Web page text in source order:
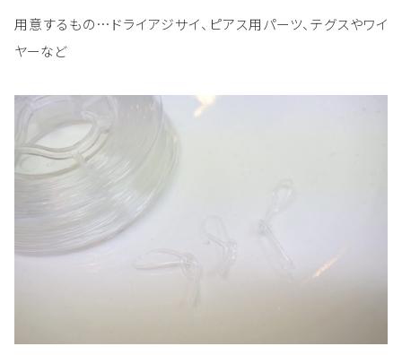
用意するもの…ドライアジサイ、ピアス用パーツ、テグスやワイ
ヤーなど